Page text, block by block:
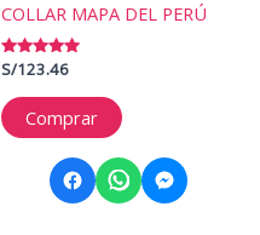
COLLAR MAPA DEL PERÚ
Valorado
5.00
de 5
S/123.46
Comprar